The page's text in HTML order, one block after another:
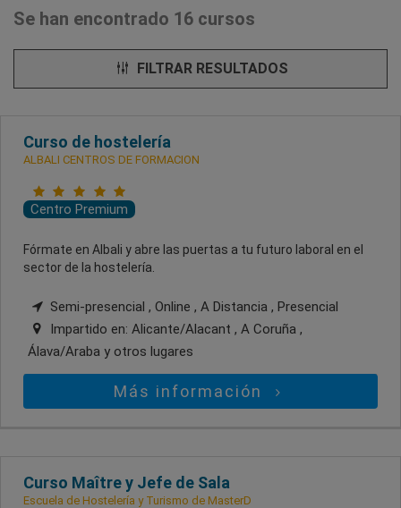
Se han encontrado 16 cursos
FILTRAR RESULTADOS
Curso de hostelería
ALBALI CENTROS DE FORMACION
Centro Premium
Fórmate en Albali y abre las puertas a tu futuro laboral en el
sector de la hostelería.
Semi-presencial , Online , A Distancia , Presencial
Impartido en: Alicante/Alacant , A Coruña ,
Álava/Araba y otros lugares
Más información
Curso Maître y Jefe de Sala
Escuela de Hostelería y Turismo de MasterD